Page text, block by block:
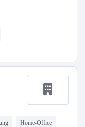
Home-Office